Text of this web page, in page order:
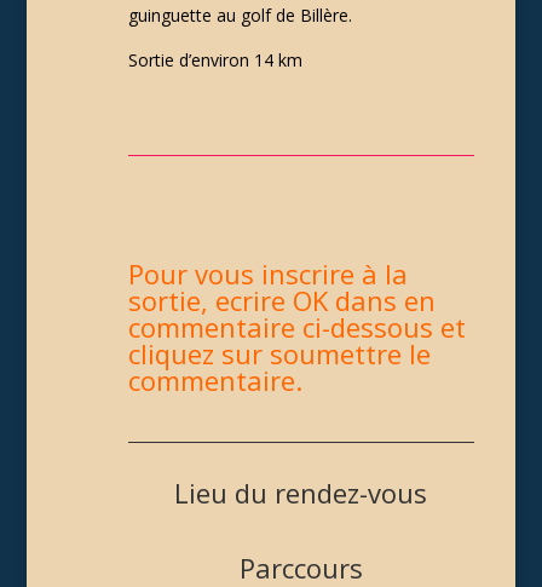
guinguette au golf de Billère.
Sortie d’environ 14 km
Pour vous inscrire à la
sortie, ecrire OK dans en
commentaire ci-dessous et
cliquez sur soumettre le
commentaire.
Lieu du rendez-vous
Parccours